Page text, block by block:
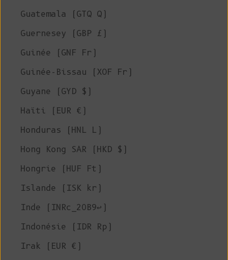
Guatemala (GTQ Q)
Guernesey (GBP £)
Guinée (GNF Fr)
Guinée-Bissau (XOF Fr)
Guyane (GYD $)
Haïti (EUR €)
Honduras (HNL L)
Hong Kong SAR (HKD $)
Hongrie (HUF Ft)
Islande (ISK kr)
Inde (INRc_20B9↩)
Indonésie (IDR Rp)
Irak (EUR €)